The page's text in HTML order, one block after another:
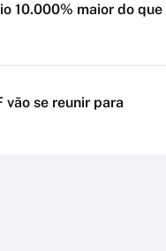
10.000% maior do que
vão se reunir para